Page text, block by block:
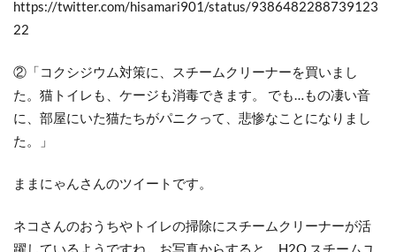
https://twitter.com/hisamari901/status/9386482288739123
22
②「コクシジウム対策に、スチームクリーナーを買いまし
た。猫トイレも、ケージも消毒できます。 でも…もの凄い音
に、部屋にいた猫たちがパニクって、悲惨なことになりまし
た。」
ままにゃんさんのツイートです。
ネコさんのおうちやトイレの掃除にスチームクリーナーが活
躍しているようですね。お写真からすると、H2O スチームユ